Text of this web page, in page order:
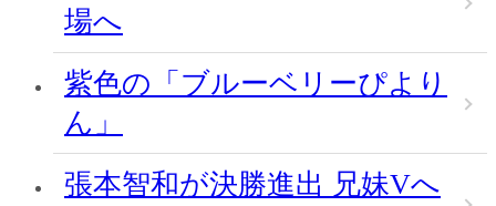
場へ
紫色の「ブルーベリーぴより
ん」
張本智和が決勝進出 兄妹Vへ